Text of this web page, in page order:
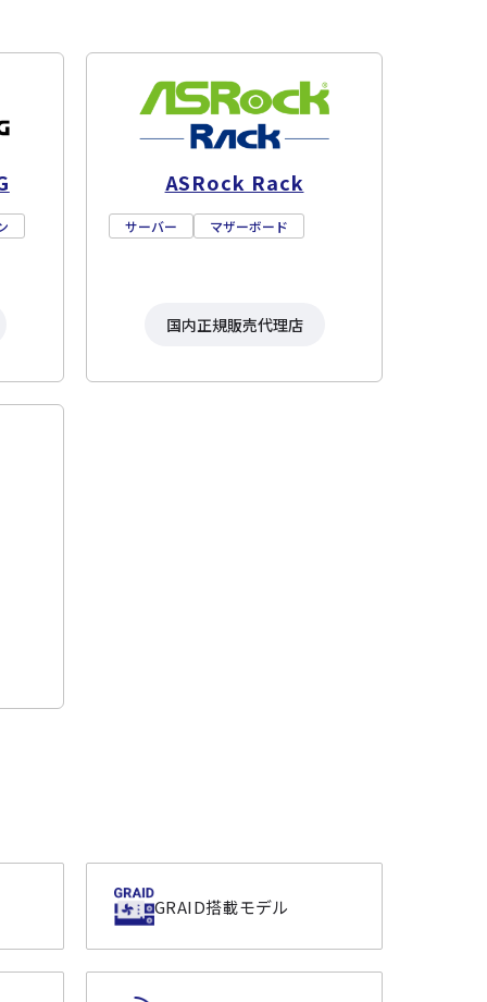
ASRock Rack
サーバー マザーボード
国内正規販売代理店
GRAID搭載モデル